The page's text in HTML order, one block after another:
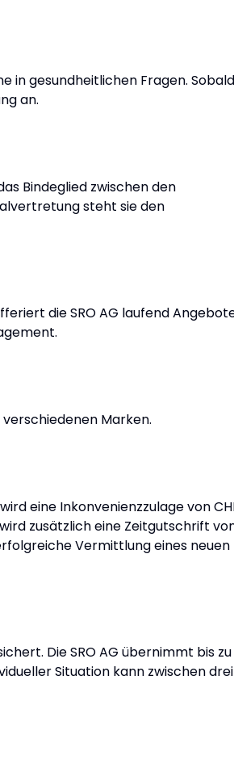
in gesundheitlichen Fragen. Sobald
an.
Bindeglied zwischen den
steht sie den
die SRO AG laufend
Marken.
eine Inkonvenienzzulage von
zusätzlich eine Zeitgutschrift
Vermittlung eines neuen
Die SRO AG übernimmt bis zu
Situation kann zwischen drei